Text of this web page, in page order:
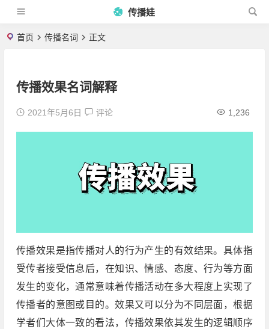
传播娃
首页 传播名词 正文
传播效果名词解释
2021年5月6日 评论 1,236
传播效果是指传播对人的行为产生的有效结果。具体指
受传者接受信息后，在知识、情感、态度、行为等方面
发生的变化，通常意味着传播活动在多大程度上实现了
传播者的意图或目的。效果又可以分为不同层面，根据
学者们大体一致的看法，传播效果依其发生的逻辑顺序